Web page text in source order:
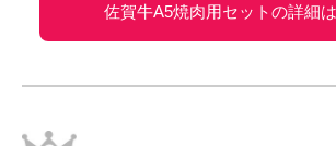
佐賀牛A5焼肉用セットの詳細